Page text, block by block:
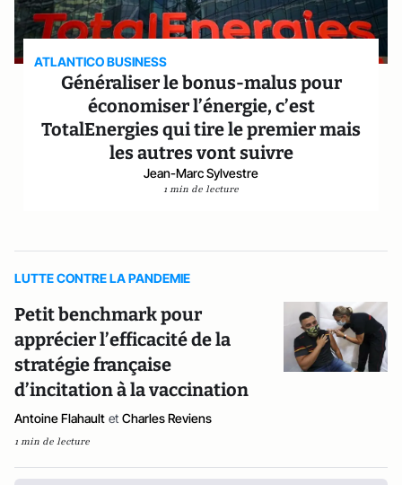
ATLANTICO BUSINESS
Généraliser le bonus-malus pour
économiser l’énergie, c’est
TotalEnergies qui tire le premier mais
les autres vont suivre
Jean-Marc Sylvestre
1 min de lecture
LUTTE CONTRE LA PANDEMIE
Petit benchmark pour
apprécier l’efficacité de la
stratégie française
d’incitation à la vaccination
Antoine Flahault et Charles Reviens
1 min de lecture